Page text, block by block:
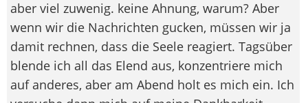
aber viel zuwenig. keine Ahnung, warum? Aber
wenn wir die Nachrichten gucken, müssen wir ja
damit rechnen, dass die Seele reagiert. Tagsüber
blende ich all das Elend aus, konzentriere mich
auf anderes, aber am Abend holt es mich ein. Ich